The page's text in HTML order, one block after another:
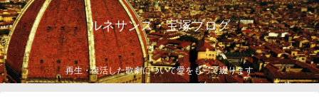
ルネサンス・宝塚ブログ
再生・復活した歌劇について愛をもって綴ります